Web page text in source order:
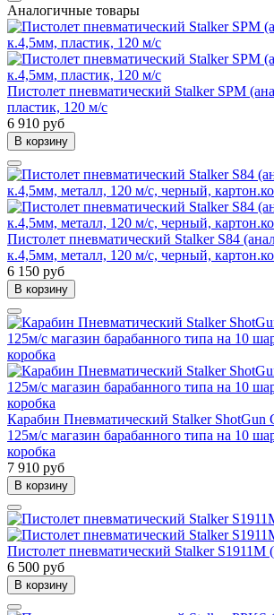
Аналогичные товары
Пистолет пневматический Stalker SPM
пластик, 120 м/с
6 910 руб
В корзину
Пистолет пневматический Stalker S84
к.4,5мм, металл, 120 м/с, черный,
6 150 руб
В корзину
Карабин Пневматический Stalker ShotGun
125м/с магазин барабанного типа на 10
коробка
7 910 руб
В корзину
Пистолет пневматический Stalker S1911M
6 500 руб
В корзину